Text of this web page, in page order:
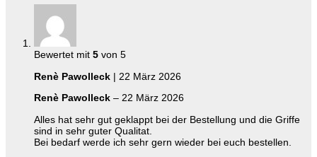
Bewertet mit 5 von 5
Renè Pawolleck | 22 März 2026
Renè Pawolleck – 22 März 2026
Alles hat sehr gut geklappt bei der Bestellung und die Griffe
sind in sehr guter Qualitat.
Bei bedarf werde ich sehr gern wieder bei euch bestellen.